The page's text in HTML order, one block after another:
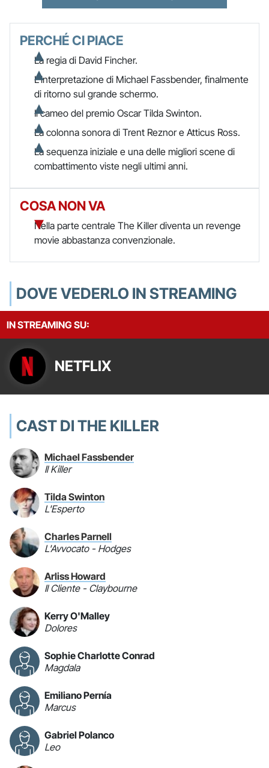
PERCHÉ CI PIACE
La regia di David Fincher.
L'interpretazione di Michael Fassbender, finalmente
di ritorno sul grande schermo.
Il cameo del premio Oscar Tilda Swinton.
La colonna sonora di Trent Reznor e Atticus Ross.
La sequenza iniziale e una delle migliori scene di
combattimento viste negli ultimi anni.
COSA NON VA
Nella parte centrale The Killer diventa un revenge
movie abbastanza convenzionale.
DOVE VEDERLO IN STREAMING
IN STREAMING SU:
NETFLIX
CAST DI THE KILLER
Michael Fassbender
Il Killer
Tilda Swinton
L'Esperto
Charles Parnell
L'Avvocato - Hodges
Arliss Howard
Il Cliente - Claybourne
Kerry O'Malley
Dolores
Sophie Charlotte Conrad
Magdala
Emiliano Pernía
Marcus
Gabriel Polanco
Leo